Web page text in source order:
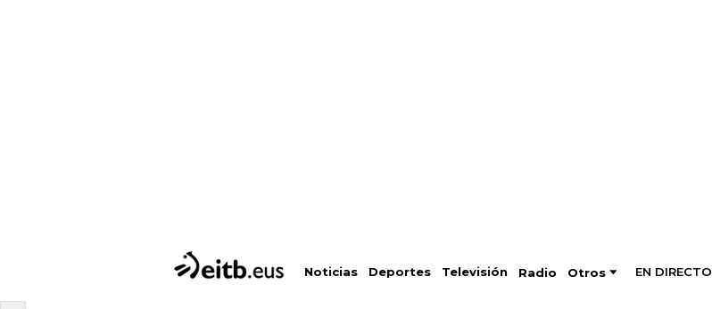
Noticias Deportes Televisión Radio Otros EN DIRECTO